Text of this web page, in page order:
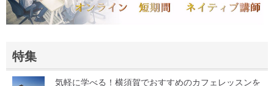
特集
気軽に学べる！横須賀でおすすめのカフェレッスンを